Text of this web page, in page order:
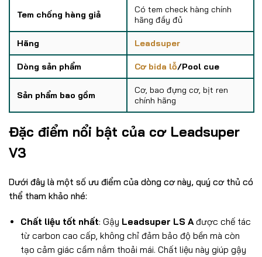
Tem chống hàng giả
Có tem check hàng chính
hãng đầy đủ
Hãng Leadsuper
Dòng sản phẩm Cơ bida lỗ/Pool cue
Sản phẩm bao gồm
Cơ, bao đựng cơ, bịt ren
chính hãng
Đặc điểm nổi bật của cơ Leadsuper
V3
Dưới đây là một số ưu điểm của dòng cơ này, quý cơ thủ có
thể tham khảo nhé:
Chất liệu tốt nhất: Gậy Leadsuper LS Ađược chế tác
từ carbon cao cấp, không chỉ đảm bảo độ bền mà còn
tạo cảm giác cầm nắm thoải mái. Chất liệu này giúp gậy